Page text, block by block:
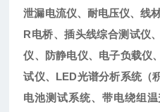
泄漏电流仪、耐电压仪、线
R电桥、插头线综合测试仪
仪、防静电仪、电子负载仪
试仪、LED光谱分析系统（
电池测试系统、带电绕组